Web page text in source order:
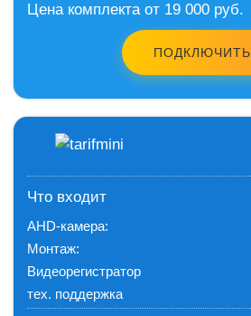
Цена комплекта от 19 000 руб.
ПОДКЛЮЧИТЬ
Что входит
AHD-камера:
Монтаж:
Видеорегистратор
тех. поддержка